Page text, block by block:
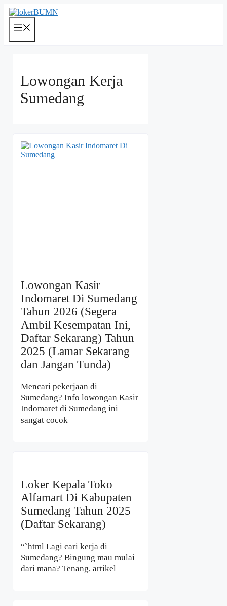
Langsung
ke
Lowongan Kerja
Sumedang
Lowongan Kasir
Indomaret Di Sumedang
Tahun 2026 (Segera
Ambil Kesempatan Ini,
Daftar Sekarang) Tahun
2025 (Lamar Sekarang
dan Jangan Tunda)
Mencari pekerjaan di
Sumedang? Info lowongan Kasir
Indomaret di Sumedang ini
sangat cocok
Loker Kepala Toko
Alfamart Di Kabupaten
Sumedang Tahun 2025
(Daftar Sekarang)
“`html Lagi cari kerja di
Sumedang? Bingung mau mulai
dari mana? Tenang, artikel